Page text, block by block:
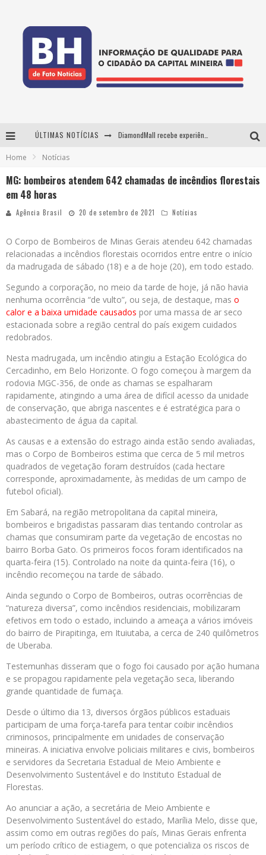
ÚLTIMAS NOTÍCIAS
29ª edição do Festival Cultura e Gastronomia de Tiradentes ocupa a cidade entre 21 e 30 de agosto, com o tema Minas Lusitânia
Home Notícias
MG: bombeiros atendem 642 chamadas de incêndios florestais
em 48 horas
Agência Brasil 20 de setembro de 2021 Notícias
O Corpo de Bombeiros de Minas Gerais atendeu 642 chamadas
relacionadas a incêndios florestais ocorridos entre entre o início
da madrugada de sábado (18) e a de hoje (20), em todo estado.
Segundo a corporação, no meio da tarde de hoje, já não havia
nenhuma ocorrência “de vulto”, ou seja, de destaque, mas o
calor e a baixa umidade causados por uma massa de ar seco
estacionada sobre a região central do país exigem cuidados
redobrados.
Nesta madrugada, um incêndio atingiu a Estação Ecológica do
Cercadinho, em Belo Horizonte. O fogo começou à margem da
rodovia MGC-356, de onde as chamas se espalharam
rapidamente, atingindo a uma área de difícil acesso da unidade
de conservação, que abriga nascentes e é estratégica para o
abastecimento de água da capital.
As causas e a extensão do estrago ainda estão sendo avaliadas,
mas o Corpo de Bombeiros estima que cerca de 5 mil metros
quadrados de vegetação foram destruídos (cada hectare
corresponde, aproximadamente, às medidas de um campo de
futebol oficial).
Em Sabará, na região metropolitana da capital mineira,
bombeiros e brigadistas passaram dias tentando controlar as
chamas que consumiram parte da vegetação de encostas no
bairro Borba Gato. Os primeiros focos foram identificados na
quarta-feira (15). Controlado na noite da quinta-feira (16), o
incêndio recomeçou na tarde de sábado.
Ainda segundo o Corpo de Bombeiros, outras ocorrências de
“natureza diversa”, como incêndios residenciais, mobilizaram
efetivos em todo o estado, incluindo a ameaça a vários imóveis
do bairro de Pirapitinga, em Ituiutaba, a cerca de 240 quilômetros
de Uberaba.
Testemunhas disseram que o fogo foi causado por ação humana
e se propagou rapidamente pela vegetação seca, liberando
grande quantidade de fumaça.
Desde o último dia 13, diversos órgãos públicos estaduais
participam de uma força-tarefa para tentar coibir incêndios
criminosos, principalmente em unidades de conservação
mineiras. A iniciativa envolve policiais militares e civis, bombeiros
e servidores da Secretaria Estadual de Meio Ambiente e
Desenvolvimento Sustentável e do Instituto Estadual de
Florestas.
Ao anunciar a ação, a secretária de Meio Ambiente e
Desenvolvimento Sustentável do estado, Marília Melo, disse que,
assim como em outras regiões do país, Minas Gerais enfrenta
um período crítico de estiagem, o que potencializa os riscos de